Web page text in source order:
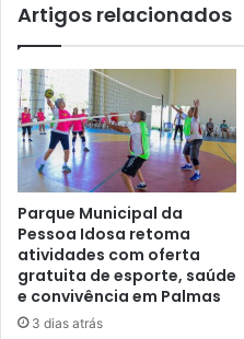
Artigos relacionados
Parque Municipal da
Pessoa Idosa retoma
atividades com oferta
gratuita de esporte, saúde
e convivência em Palmas
3 dias atrás